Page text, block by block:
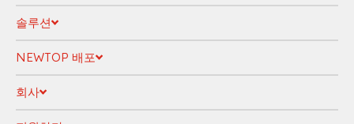
솔루션
NEWTOP 배포
회사